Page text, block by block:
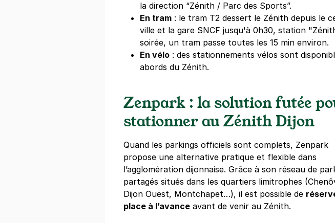
la direction “Zénith / Parc des Sports”.
En tram : le tram T2 dessert le Zénith depuis le
ville et la gare SNCF jusqu'à 0h30, station
soirée, un tram passe toutes les 15 min environ.
En vélo : des stationnements vélos sont
abords du Zénith.
Zenpark : la solution futée
stationner au Zénith Dijon
Quand les parkings officiels sont complets, Zenpark
propose une alternative pratique et flexible dans
l’agglomération dijonnaise. Grâce à son réseau de
partagés situés dans les quartiers limitrophes
Dijon Ouest, Montchapet…), il est possible de
place à l’avance avant de venir au Zénith.